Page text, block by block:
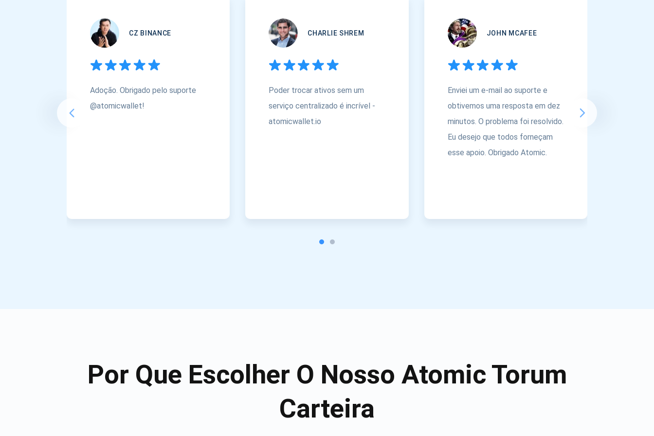
CZ BINANCE
Adoção. Obrigado pelo suporte
@atomicwallet!
CHARLIE SHREM
Poder trocar ativos sem um
serviço centralizado é incrível -
atomicwallet.io
JOHN MCAFEE
Enviei um e-mail ao suporte e
obtivemos uma resposta em dez
minutos. O problema foi resolvido.
Eu desejo que todos forneçam
esse apoio. Obrigado Atomic.
Por Que Escolher O Nosso Atomic Torum
Carteira